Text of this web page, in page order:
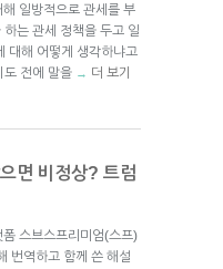
일방적으로 관세를 부
는 관세 정책을 두고 일
대해 어떻게 생각하냐고
도 전에 말을 → 더 보기
면 비정상? 트럼
스브스프리미엄(스프)
번역하고 함께 쓴 해설